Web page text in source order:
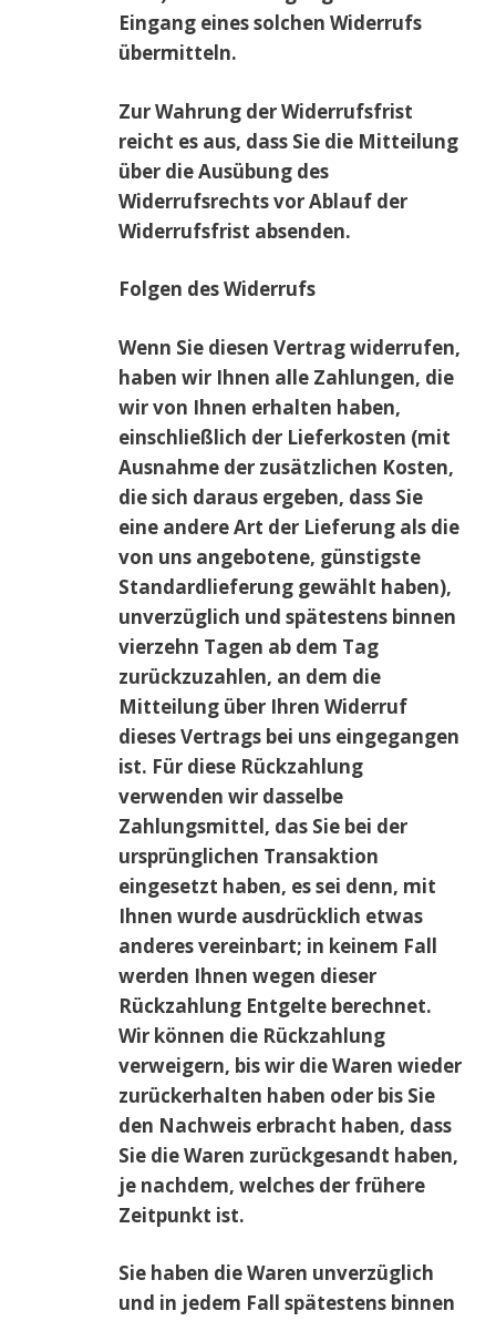
Eingang eines solchen Widerrufs
übermitteln.
Zur Wahrung der Widerrufsfrist
reicht es aus, dass Sie die Mitteilung
über die Ausübung des
Widerrufsrechts vor Ablauf der
Widerrufsfrist absenden.
Folgen des Widerrufs
Wenn Sie diesen Vertrag widerrufen,
haben wir Ihnen alle Zahlungen, die
wir von Ihnen erhalten haben,
einschließlich der Lieferkosten (mit
Ausnahme der zusätzlichen Kosten,
die sich daraus ergeben, dass Sie
eine andere Art der Lieferung als die
von uns angebotene, günstigste
Standardlieferung gewählt haben),
unverzüglich und spätestens binnen
vierzehn Tagen ab dem Tag
zurückzuzahlen, an dem die
Mitteilung über Ihren Widerruf
dieses Vertrags bei uns eingegangen
ist. Für diese Rückzahlung
verwenden wir dasselbe
Zahlungsmittel, das Sie bei der
ursprünglichen Transaktion
eingesetzt haben, es sei denn, mit
Ihnen wurde ausdrücklich etwas
anderes vereinbart; in keinem Fall
werden Ihnen wegen dieser
Rückzahlung Entgelte berechnet.
Wir können die Rückzahlung
verweigern, bis wir die Waren wieder
zurückerhalten haben oder bis Sie
den Nachweis erbracht haben, dass
Sie die Waren zurückgesandt haben,
je nachdem, welches der frühere
Zeitpunkt ist.
Sie haben die Waren unverzüglich
und in jedem Fall spätestens binnen